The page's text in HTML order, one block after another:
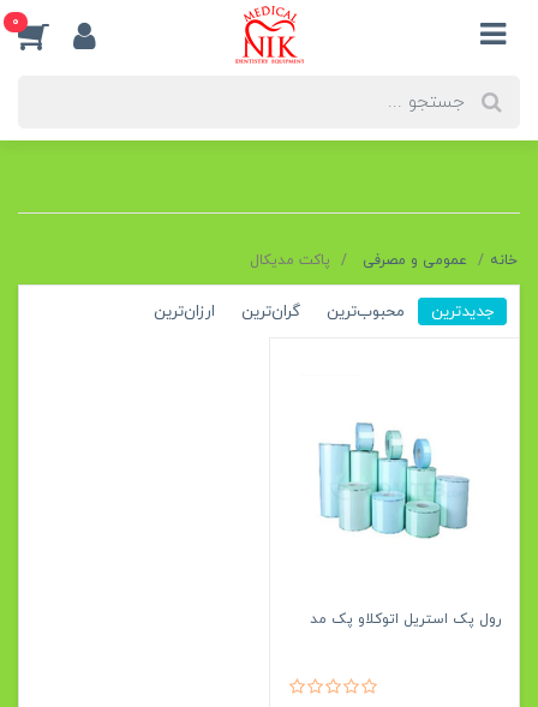
0
خانه عمومی و مصرفی پاکت مدیکال
جدیدترین محبوب‌ترین گران‌ترین ارزان‌ترین
رول پک استریل اتوکلاو پک مد